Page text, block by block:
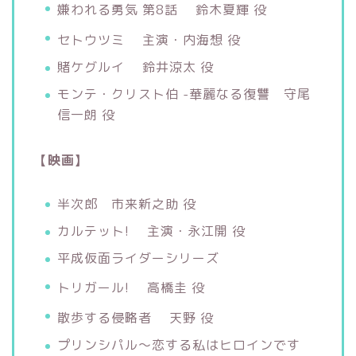
嫌われる勇気 第8話 鈴木夏輝 役
セトウツミ 主演・内海想 役
賭ケグルイ 鈴井涼太 役
モンテ・クリスト伯 -華麗なる復讐 守尾
信一朗 役
【映画】
半次郎 市来新之助 役
カルテット! 主演・永江開 役
平成仮面ライダーシリーズ
トリガール! 高橋圭 役
散歩する侵略者 天野 役
プリンシパル〜恋する私はヒロインです